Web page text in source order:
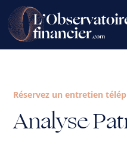
Réservez un entretien
Analyse